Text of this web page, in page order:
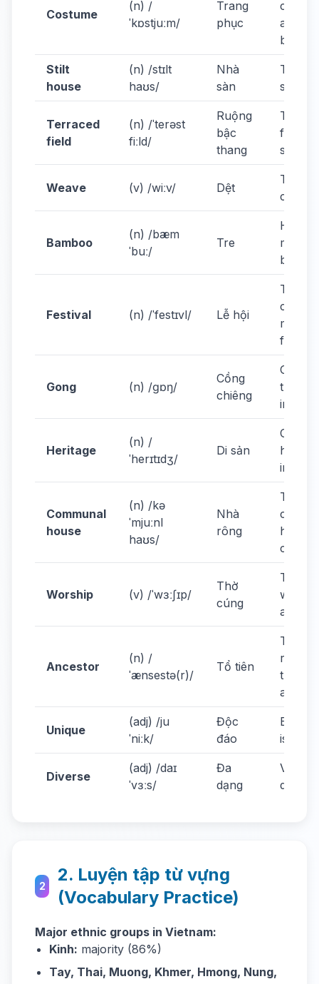
Costume
(n) /
ˈkɒstjuːm/
Trang
phục
are
Stilt
house
(n) /stɪlt
haʊs/
Nhà
sàn
They
stilt
Terraced
field
(n) /ˈterəst
fiːld/
Ruộng
bậc
thang
fields
Weave (v) /wiːv/ Dệt
They
cloth.
Bamboo
(n) /bæm
ˈbuː/
Tre
made
Festival (n) /ˈfestɪvl/ Lễ hội
They
many
Gong (n) /ɡɒŋ/
Cồng
chiêng
Gongs
Heritage
(n) /
ˈherɪtɪdʒ/
Di sản
Communal
house
(n) /kə
ˈmjuːnl
haʊs/
Nhà
rông
The
house
Worship (v) /ˈwɜːʃɪp/
Thờ
cúng
They
Ancestor
(n) /
ˈænsestə(r)/
Tổ tiên
They
their
Unique
(adj) /ju
ˈniːk/
Độc
đáo
Each
is
Diverse
(adj) /daɪ
ˈvɜːs/
Đa
dạng
2
2. Luyện tập từ vựng
(Vocabulary Practice)
Major ethnic groups in Vietnam:
Kinh: majority (86%)
Tay, Thai, Muong, Khmer, Hmong, Nung,